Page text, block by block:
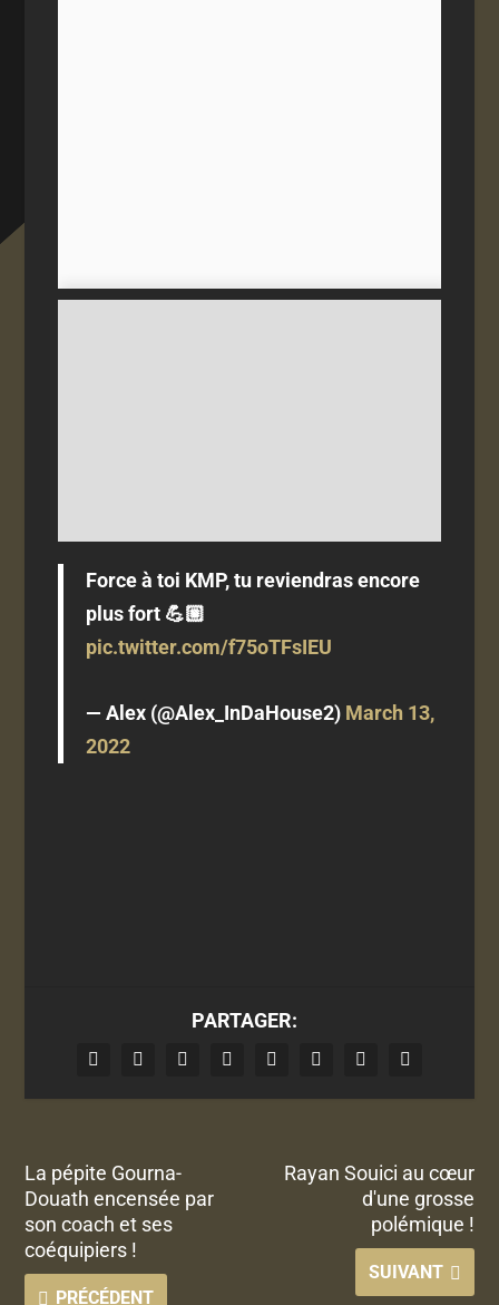
Force à toi KMP, tu reviendras encore
plus fort 💪🏼
pic.twitter.com/f75oTFsIEU
— Alex (@Alex_InDaHouse2) March 13,
2022
PARTAGER:
La pépite Gourna-
Douath encensée par
son coach et ses
coéquipiers !
PRÉCÉDENT
Rayan Souici au cœur
d'une grosse
polémique !
SUIVANT